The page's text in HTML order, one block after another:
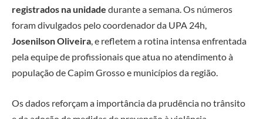
registrados na unidade durante a semana. Os números
foram divulgados pelo coordenador da UPA 24h,
Josenilson Oliveira, e refletem a rotina intensa enfrentada
pela equipe de profissionais que atua no atendimento à
população de Capim Grosso e municípios da região.
Os dados reforçam a importância da prudência no trânsito